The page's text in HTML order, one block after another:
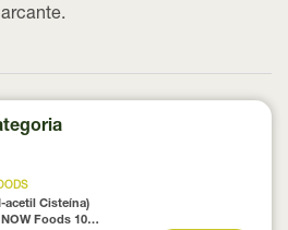
acetil Cisteína)
Foods 100